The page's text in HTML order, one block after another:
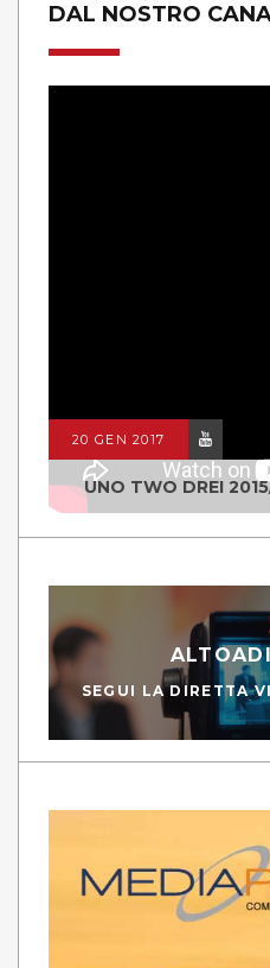
DAL NOSTRO
20 GEN 2017
SEGUI LA DIRETTA